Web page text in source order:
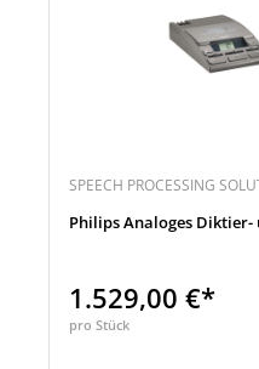
SPEECH PROCESSING
Philips Analoges
1.529,00 €*
pro Stück